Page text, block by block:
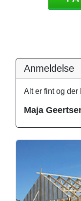
Anmeldelse
Alt er fint og der
Maja